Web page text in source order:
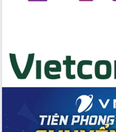
Du lịch Đắk Lắk nâng tầm trải nghiệm
du khách thông qua Hệ thống cơ sở dữ
liệu và Bản đồ số
trong thương mại điện tử năm 2026
Đoàn đại biểu Quốc hội tỉnh Đắk Lắk
trao đổi thông tin trước Kỳ họp thứ
nhất, Quốc hội khóa XVI